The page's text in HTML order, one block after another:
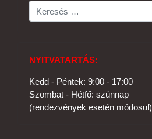
NYITVATARTÁS:
Kedd - Péntek: 9:00 - 17:00
Szombat - Hétfő: szünnap
(rendezvények esetén módosul)